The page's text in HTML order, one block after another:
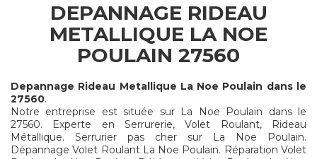
DEPANNAGE RIDEAU
METALLIQUE LA NOE
POULAIN 27560
Depannage Rideau Metallique La Noe Poulain dans le
27560.
Notre entreprise est située sur La Noe Poulain dans le
27560. Experte en Serrurerie, Volet Roulant, Rideau
Métallique. Serrurier pas cher sur La Noe Poulain.
Dépannage Volet Roulant La Noe Poulain. Réparation Volet